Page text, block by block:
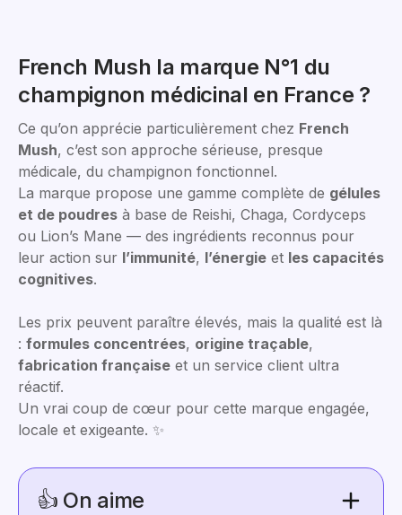
French Mush la marque N°1 du
champignon médicinal en France ?
Ce qu’on apprécie particulièrement chez French
Mush, c’est son approche sérieuse, presque
médicale, du champignon fonctionnel.
La marque propose une gamme complète de gélules
et de poudres à base de Reishi, Chaga, Cordyceps
ou Lion’s Mane — des ingrédients reconnus pour
leur action sur l’immunité, l’énergie et les capacités
cognitives.
Les prix peuvent paraître élevés, mais la qualité est là
: formules concentrées, origine traçable,
fabrication française et un service client ultra
réactif.
Un vrai coup de cœur pour cette marque engagée,
locale et exigeante. ✨
👍 On aime